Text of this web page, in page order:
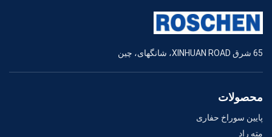
65 شرق XINHUAN ROAD، شانگهای، چین
محصولات
پایین سوراخ حفاری
مته راد